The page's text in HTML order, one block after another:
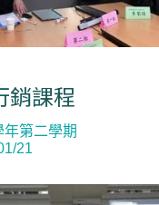
銷課程
第二學期
21